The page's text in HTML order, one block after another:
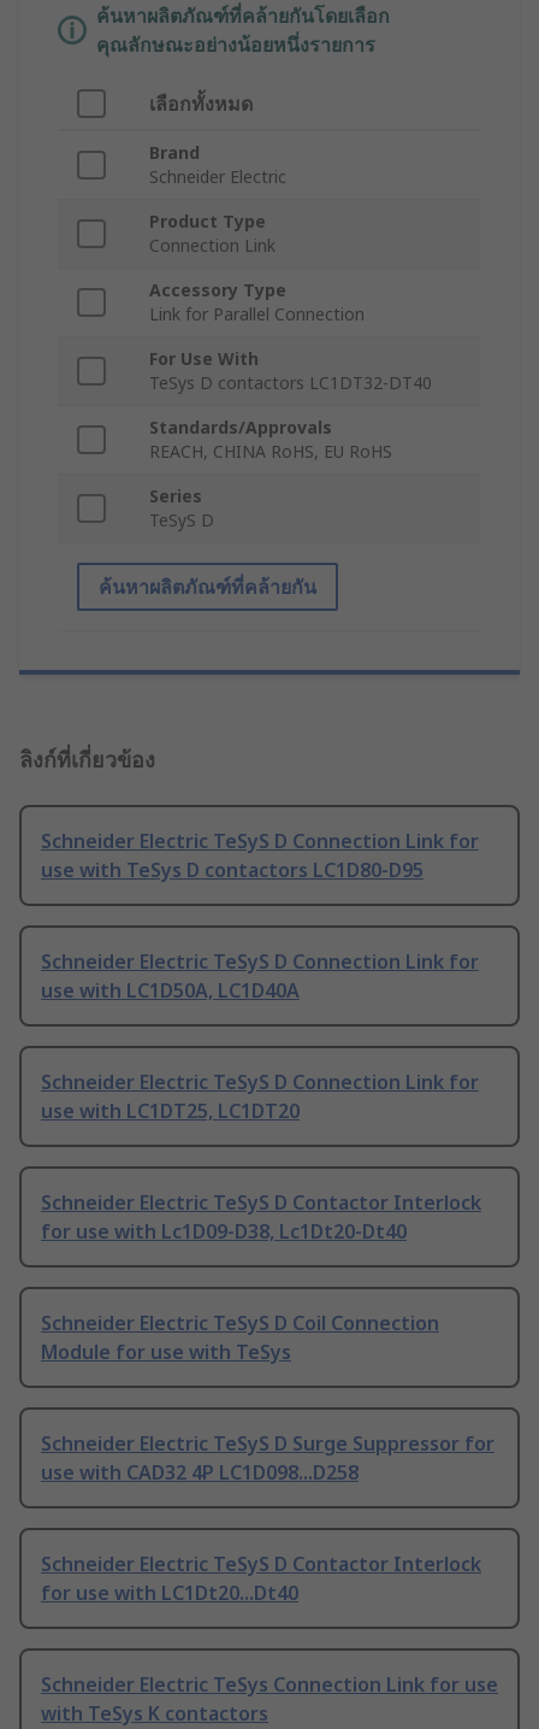
ค้นหาผลิตภัณฑ์ที่คล้ายกันโดยเลือก
คุณลักษณะอย่างน้อยหนึ่งรายการ
เลือกทั้งหมด
Brand
Schneider Electric
Product Type
Connection Link
Accessory Type
Link for Parallel Connection
For Use With
TeSys D contactors LC1DT32-DT40
Standards/Approvals
REACH, CHINA RoHS, EU RoHS
Series
TeSyS D
ค้นหาผลิตภัณฑ์ที่คล้ายกัน
ลิงก์ที่เกี่ยวข้อง
Schneider Electric TeSyS D Connection Link for
use with TeSys D contactors LC1D80-D95
Schneider Electric TeSyS D Connection Link for
use with LC1D50A, LC1D40A
Schneider Electric TeSyS D Connection Link for
use with LC1DT25, LC1DT20
Schneider Electric TeSyS D Contactor Interlock
for use with Lc1D09-D38, Lc1Dt20-Dt40
Schneider Electric TeSyS D Coil Connection
Module for use with TeSys
Schneider Electric TeSyS D Surge Suppressor for
use with CAD32 4P LC1D098...D258
Schneider Electric TeSyS D Contactor Interlock
for use with LC1Dt20...Dt40
Schneider Electric TeSys Connection Link for use
with TeSys K contactors